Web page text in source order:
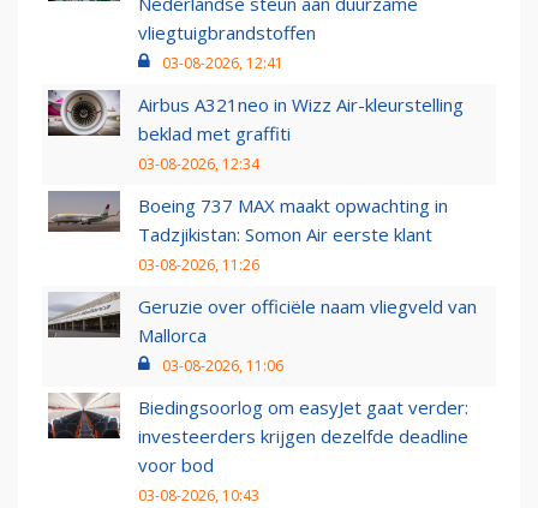
vliegtuigbrandstoffen
03-08-2026, 12:41
Airbus A321neo in Wizz Air-kleurstelling
beklad met graffiti
03-08-2026, 12:34
Boeing 737 MAX maakt opwachting in
Tadzjikistan: Somon Air eerste klant
03-08-2026, 11:26
Geruzie over officiële naam vliegveld van
Mallorca
03-08-2026, 11:06
Biedingsoorlog om easyJet gaat verder:
investeerders krijgen dezelfde deadline
voor bod
03-08-2026, 10:43